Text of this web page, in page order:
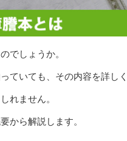
でしょうか。
ていても、その内容を詳し
れません。
から解説します。